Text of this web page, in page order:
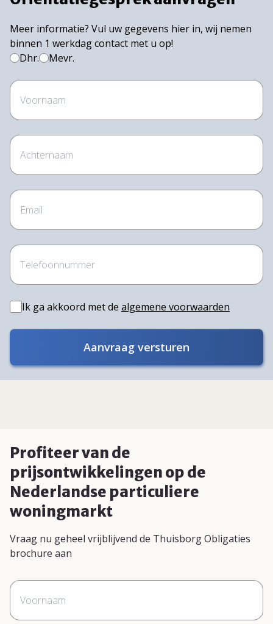
Meer informatie? Vul uw gegevens hier in, wij nemen
binnen 1 werkdag contact met u op!
Dhr.
Mevr.
Ik ga akkoord met de algemene voorwaarden
Aanvraag versturen
Profiteer van de
prijsontwikkelingen op de
Nederlandse particuliere
woningmarkt
Vraag nu geheel vrijblijvend de Thuisborg Obligaties
brochure aan